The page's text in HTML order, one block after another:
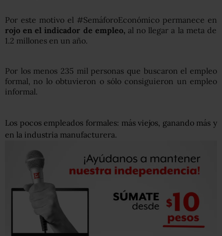
Por este motivo el #SemáforoEconómico permanece en
rojo en el indicador de empleo, al no llegar a la meta de
1.2 millones en un año.
Por los menos 235 mil personas que buscaron el empleo
formal, no lo obtuvieron o sólo consiguieron un empleo
informal.
Los pocos empleados formales: más viejos, ganando más y
en la industria manufacturera.